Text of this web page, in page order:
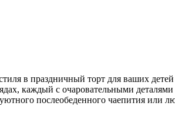
в праздничный торт для ваших
каждый с очаровательными
послеобеденного чаепития